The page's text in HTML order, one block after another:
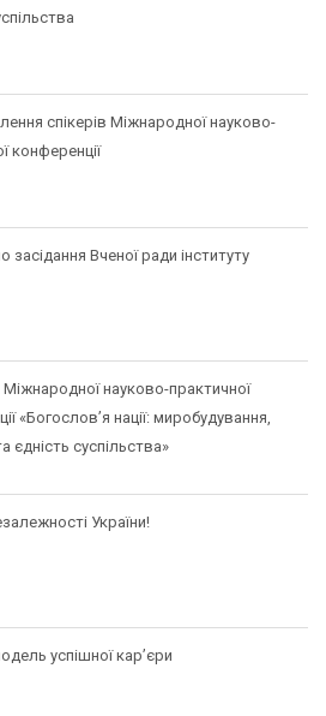
спікерів Міжнародної науково-
конференції
засідання Вченої ради інституту
науково-практичної
«Богослов’я нації: миробудування,
єдність суспільства»
України!
успішної кар’єри